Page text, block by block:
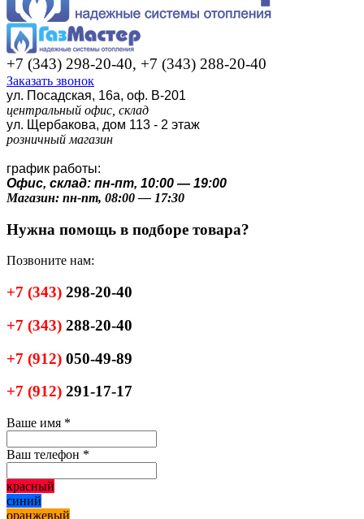
+7 (343) 298-20-40, +7 (343) 288-20-40
Заказать звонок
ул. Посадская, 16а, оф. В-201
центральный офис, склад
ул. Щербакова, дом 113 - 2 этаж
розничный магазин
график работы:
Офис, склад: пн-пт, 10:00 — 19:00
Магазин: пн-пт, 08:00 — 17:30
Нужна помощь в подборе товара?
Позвоните нам:
+7 (343) 298-20-40
+7 (343) 288-20-40
+7 (912) 050-49-89
+7 (912) 291-17-17
Ваше имя *
Ваш телефон *
красный
синий
оранжевый